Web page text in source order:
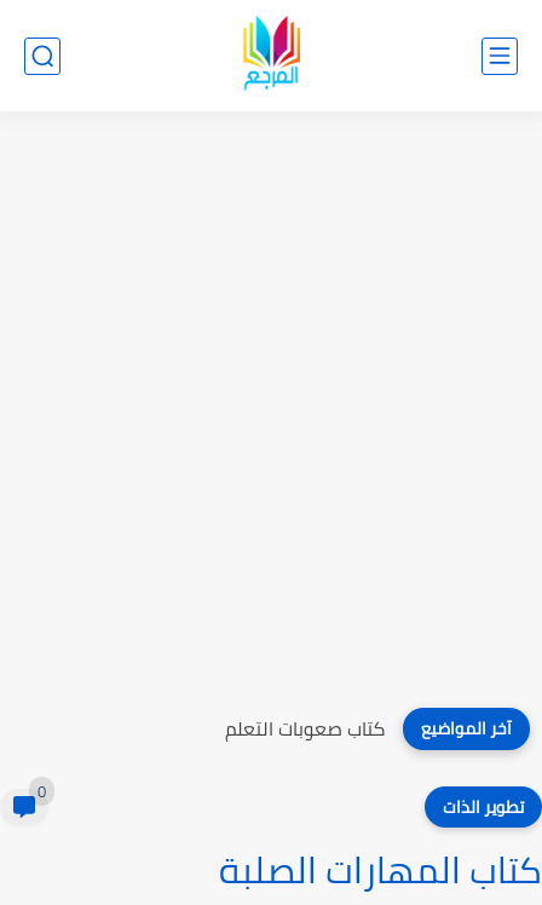
آخر المواضيع كتاب صعوبات التعلم
تطوير الذات 0
كتاب المهارات الصلبة